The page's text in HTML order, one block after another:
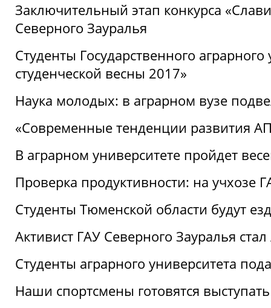
Заключительный этап конкурса
Северного Зауралья
Студенты Государственного
студенческой весны 2017»
Наука молодых: в аграрном вузе
«Современные тенденции развития
В аграрном университете пройдет
Проверка продуктивности: на учхозе
Студенты Тюменской области будут
Активист ГАУ Северного Зауралья
Студенты аграрного университета
Наши спортсмены готовятся